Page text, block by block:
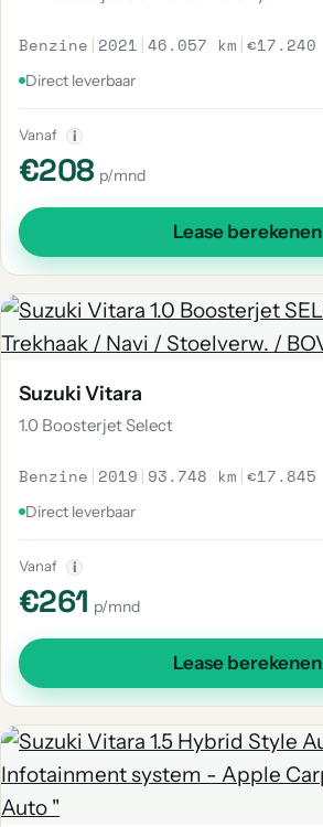
Benzine | 2021 |46.057 km |€17.240
Direct leverbaar
Vanaf i
€208 p/mnd
Lease berekenen
Suzuki Vitara
1.0 Boosterjet Select
Benzine | 2019 | 93.748 km |€17.845
Direct leverbaar
Vanaf i
€261 p/mnd
Lease berekenen